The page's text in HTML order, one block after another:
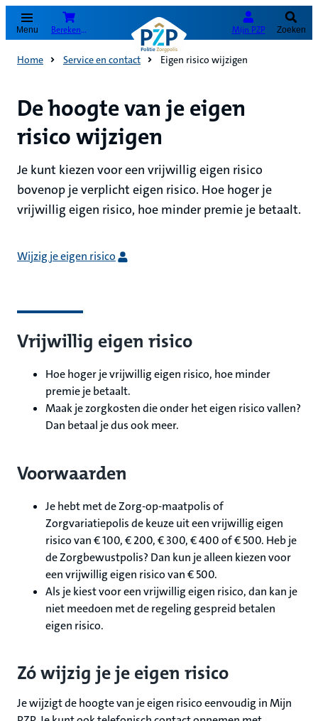
Menu Bereken je premie Mijn PZP Zoeken
Home Service en contact Eigen risico wijzigen
De hoogte van je eigen
risico wijzigen
Je kunt kiezen voor een vrijwillig eigen risico
bovenop je verplicht eigen risico. Hoe hoger je
vrijwillig eigen risico, hoe minder premie je betaalt.
Wijzig je eigen risico
Vrijwillig eigen risico
Hoe hoger je vrijwillig eigen risico, hoe minder
premie je betaalt.
Maak je zorgkosten die onder het eigen risico vallen?
Dan betaal je dus ook meer.
Voorwaarden
Je hebt met de Zorg-op-maatpolis of
Zorgvariatiepolis de keuze uit een vrijwillig eigen
risico van € 100, € 200, € 300, € 400 of € 500. Heb je
de Zorgbewustpolis? Dan kun je alleen kiezen voor
een vrijwillig eigen risico van € 500.
Als je kiest voor een vrijwillig eigen risico, dan kan je
niet meedoen met de regeling gespreid betalen
eigen risico.
Zó wijzig je je eigen risico
Je wijzigt de hoogte van je eigen risico eenvoudig in Mijn